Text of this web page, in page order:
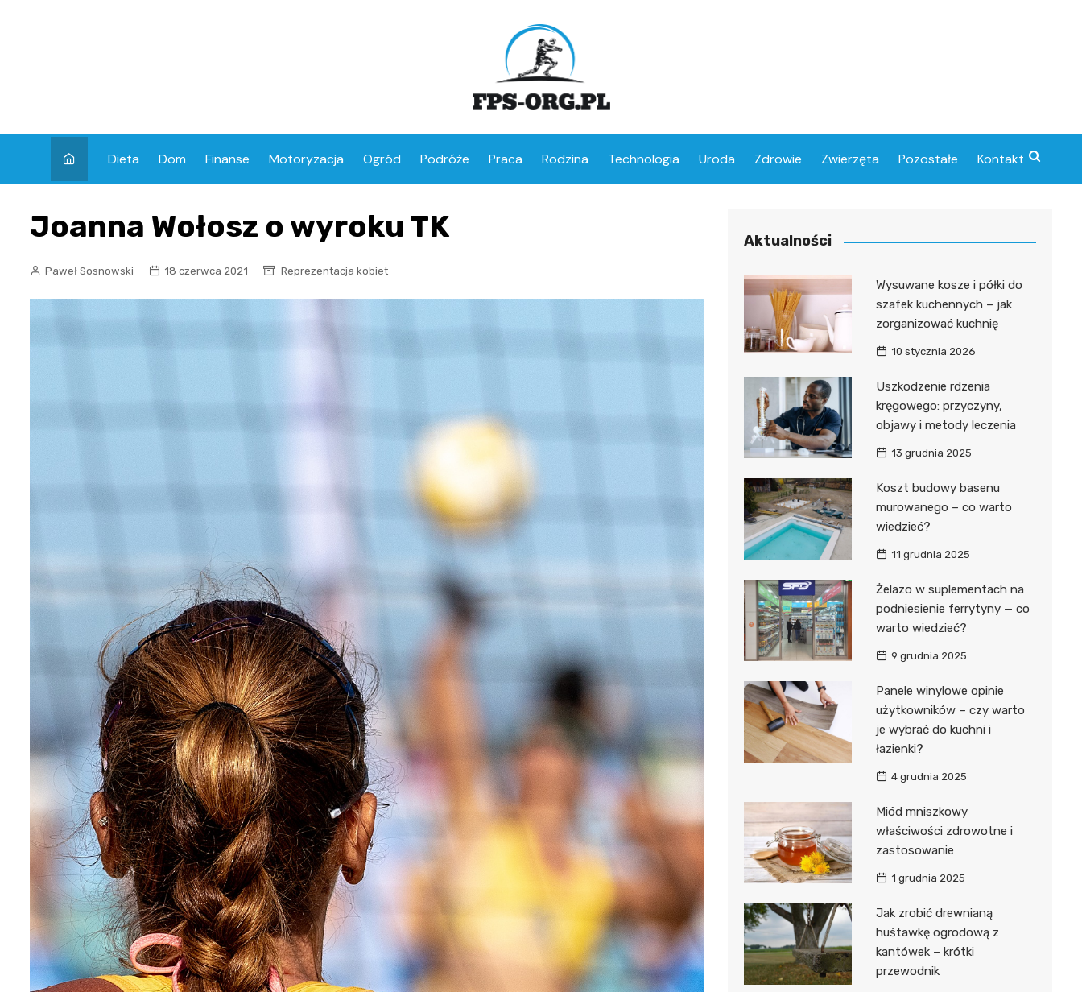
Dieta Dom Finanse Motoryzacja Ogród Podróże Praca Rodzina Technologia Uroda Zdrowie Zwierzęta Pozostałe Kontakt
Joanna Wołosz o wyroku TK
Paweł Sosnowski 18 czerwca 2021 Reprezentacja kobiet
Aktualności
Wysuwane kosze i półki do
szafek kuchennych – jak
zorganizować kuchnię
10 stycznia 2026
Uszkodzenie rdzenia
kręgowego: przyczyny,
objawy i metody leczenia
13 grudnia 2025
Koszt budowy basenu
murowanego – co warto
wiedzieć?
11 grudnia 2025
Żelazo w suplementach na
podniesienie ferrytyny — co
warto wiedzieć?
9 grudnia 2025
Panele winylowe opinie
użytkowników – czy warto
je wybrać do kuchni i
łazienki?
4 grudnia 2025
Miód mniszkowy
właściwości zdrowotne i
zastosowanie
1 grudnia 2025
Jak zrobić drewnianą
huśtawkę ogrodową z
kantówek – krótki
przewodnik